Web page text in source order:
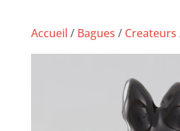
Accueil / Bagues / Createurs